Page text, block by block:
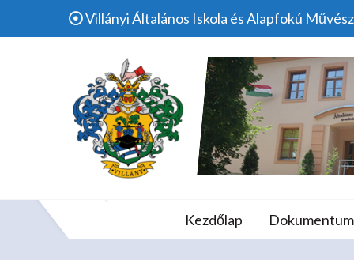
Villányi Általános Iskola és Alapfokú
Villányi
Kezdőlap
Várjuk A
Home